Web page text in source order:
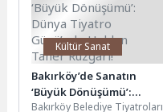
Kültür Sanat
Bakırköy’de Sanatın
‘Büyük Dönüşümü’:
Dünya Tiyatro Günü’nde
Bakırköy Belediye Tiyatroları